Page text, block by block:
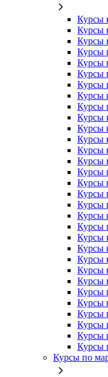
Курсы
Курсы
Курсы
Курсы
Курсы
Курсы
Курсы
Курсы
Курсы
Курсы
Курсы
Курсы
Курсы
Курсы
Курсы
Курсы
Курсы
Курсы
Курсы
Курсы
Курсы
Курсы
Курсы
Курсы
Курсы
Курсы
Курсы
Курсы
Курсы
Курсы
Курсы
Курсы по